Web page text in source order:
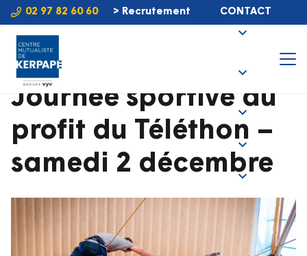
02 97 82 60 60 > Recrutement CONTACT
Journée sportive au
profit du Téléthon –
samedi 2 décembre